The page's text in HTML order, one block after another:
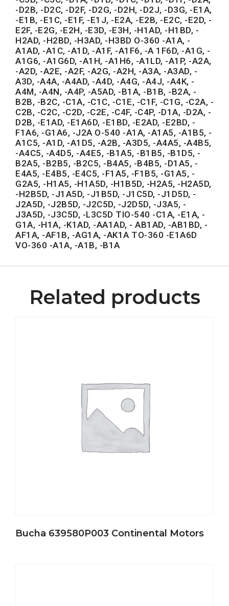
-D2B, -D2C, -D2F, -D2G, -D2H, -D2J, -D3G, -E1A,
-E1B, -E1C, -E1F, -E1J, -E2A, -E2B, -E2C, -E2D, -
E2F, -E2G, -E2H, -E3D, -E3H, -H1AD, -H1BD, -
H2AD, -H2BD, -H3AD, -H3BD O-360 -A1A, -
A1AD, -A1C, -A1D, -A1F, -A1F6, -A 1F6D, -A1G, -
A1G6, -A1G6D, -A1H, -A1H6, -A1LD, -A1P, -A2A,
-A2D, -A2E, -A2F, -A2G, -A2H, -A3A, -A3AD, -
A3D, -A4A, -A4AD, -A4D, -A4G, -A4J, -A4K, -
A4M, -A4N, -A4P, -A5AD, -B1A, -B1B, -B2A, -
B2B, -B2C, -C1A, -C1C, -C1E, -C1F, -C1G, -C2A, -
C2B, -C2C, -C2D, -C2E, -C4F, -C4P, -D1A, -D2A, -
D2B, -E1AD, -E1A6D, -E1BD, -E2AD, -E2BD, -
F1A6, -G1A6, -J2A O-540 -A1A, -A1A5, -A1B5, -
A1C5, -A1D, -A1D5, -A2B, -A3D5, -A4A5, -A4B5,
-A4C5, -A4D5, -A4E5, -B1A5, -B1B5, -B1D5, -
B2A5, -B2B5, -B2C5, -B4A5, -B4B5, -D1A5, -
E4A5, -E4B5, -E4C5, -F1A5, -F1B5, -G1A5, -
G2A5, -H1A5, -H1A5D, -H1B5D, -H2A5, -H2A5D,
-H2B5D, -J1A5D, -J1B5D, -J1C5D, -J1D5D, -
J2A5D, -J2B5D, -J2C5D, -J2D5D, -J3A5, -
J3A5D, -J3C5D, -L3C5D TIO-540 -C1A, -E1A, -
G1A, -H1A, -K1AD, -AA1AD, - AB1AD, -AB1BD, -
AF1A, -AF1B, -AG1A, -AK1A TO-360 -E1A6D
VO-360 -A1A, -A1B, -B1A
Related products
Bucha 639580P003 Continental Motors